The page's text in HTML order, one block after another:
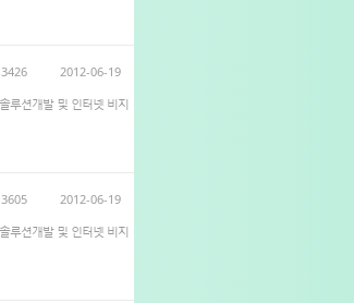
3426 2012-06-19
루션개발 및 인터넷 비지
3605 2012-06-19
루션개발 및 인터넷 비지